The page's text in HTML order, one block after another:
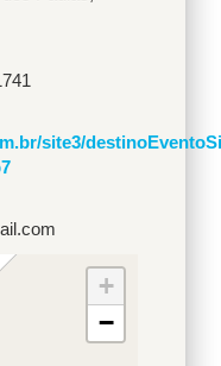
site3/
+
−